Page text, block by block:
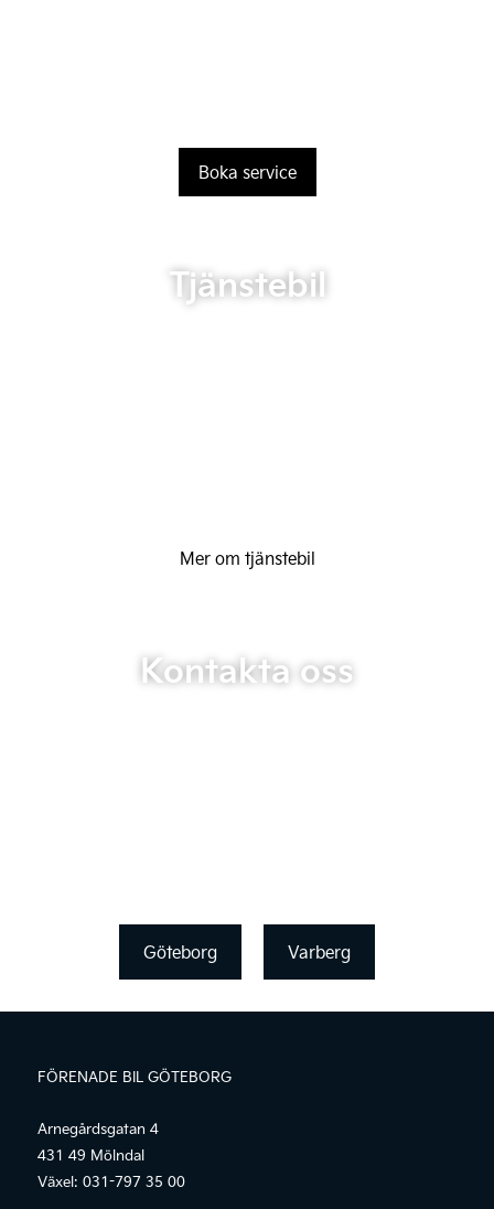
Boka service
Tjänstebil
Mer om tjänstebil
Kontakta oss
Göteborg Varberg
FÖRENADE BIL GÖTEBORG
Arnegårdsgatan 4
431 49 Mölndal
Växel: 031-797 35 00